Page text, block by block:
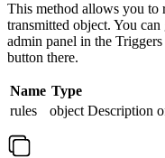
This method allows you to
transmitted object. You
admin panel in the
button there.
Name Type
rules
object Description